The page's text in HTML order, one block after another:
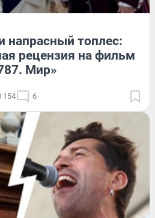
напрасный топлес:
рецензия на фильм
Мир»
154 6